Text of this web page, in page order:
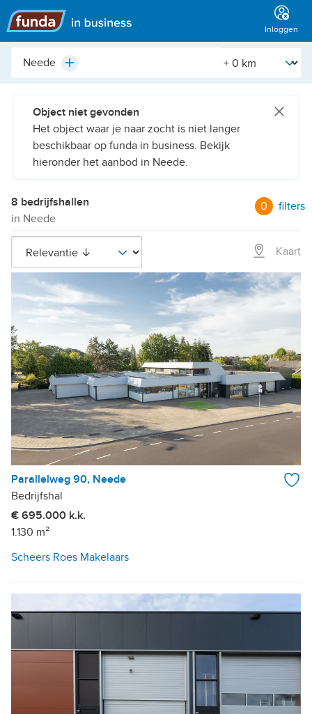
Hoofdmenu
Inloggen
Plaats,
Plus [Straal]
Object niet gevonden
Het object waar je naar zocht is niet langer
beschikbaar op funda in business. Bekijk
hieronder het aanbod in Neede.
8 bedrijfshallen
in Neede
0 filters
Kaart
Parallelweg 90, Neede
Bedrijfshal
€ 695.000 k.k.
1.130 m²
Scheers Roes Makelaars